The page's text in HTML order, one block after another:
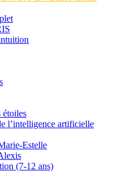
étoiles
l’intelligence artificielle
Estelle
(7-12 ans)